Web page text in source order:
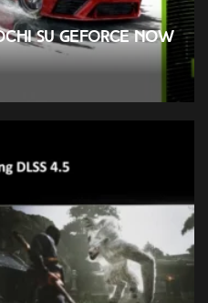
su GeForce NOW